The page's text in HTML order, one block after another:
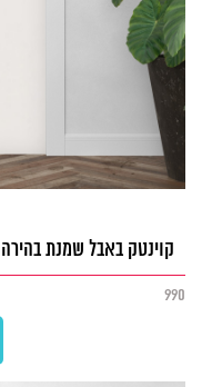
קוינטק באבל שמנת בהירה SD902
990